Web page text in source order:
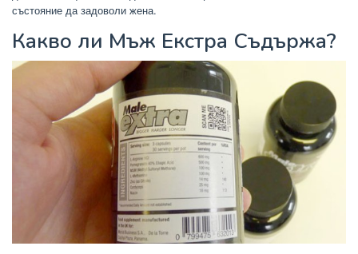
състояние да задоволи жена.
Какво ли Мъж Екстра Съдържа?